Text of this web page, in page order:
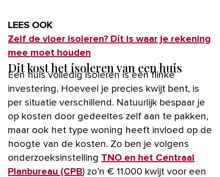
LEES OOK
Zelf de vloer isoleren? Dít is waar je rekening
mee moet houden
Dit kost het isoleren van een huis
Een huis volledig isoleren is een flinke
investering. Hoeveel je precies kwijt bent, is
per situatie verschillend. Natuurlijk bespaar je
op kosten door gedeeltes zelf aan te pakken,
maar ook het type woning heeft invloed op de
hoogte van de kosten. Zo ben je volgens
onderzoeksinstelling TNO en het Centraal
Planbureau (CPB) zo’n € 11.000 kwijt voor een